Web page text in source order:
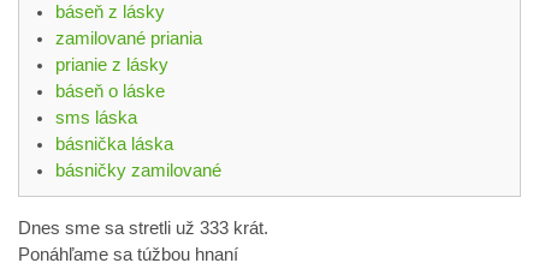
báseň z lásky
zamilované priania
prianie z lásky
báseň o láske
sms láska
básnička láska
básničky zamilované
Dnes sme sa stretli už 333 krát.
Ponáhľame sa túžbou hnaní